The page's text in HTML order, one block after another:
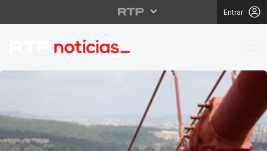
Entrar
RTP Notícias